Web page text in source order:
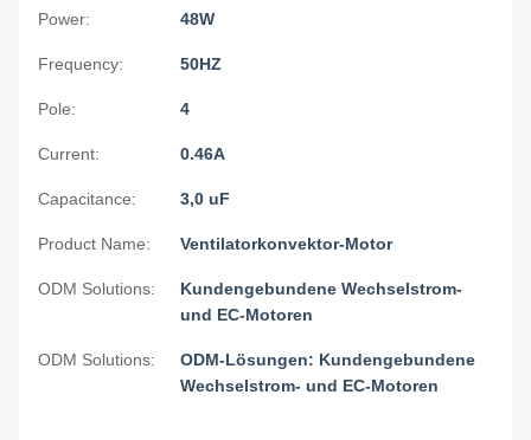
Power: 48W
Frequency: 50HZ
Pole: 4
Current: 0.46A
Capacitance: 3,0 uF
Product Name: Ventilatorkonvektor-Motor
ODM Solutions:
Kundengebundene Wechselstrom-
und EC-Motoren
ODM Solutions:
ODM-Lösungen: Kundengebundene
Wechselstrom- und EC-Motoren